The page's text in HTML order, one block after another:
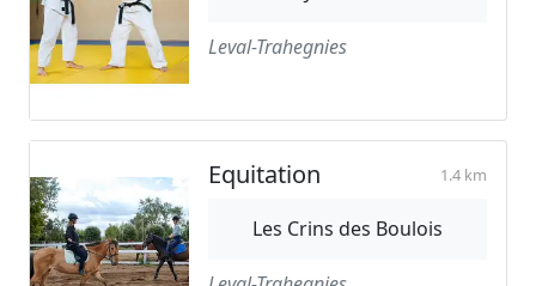
Leval-Trahegnies
Equitation 1.4 km
Les Crins des Boulois